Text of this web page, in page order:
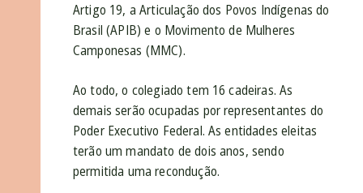
Artigo 19, a Articulação dos Povos Indígenas do
Brasil (APIB) e o Movimento de Mulheres
Camponesas (MMC).
Ao todo, o colegiado tem 16 cadeiras. As
demais serão ocupadas por representantes do
Poder Executivo Federal. As entidades eleitas
terão um mandato de dois anos, sendo
permitida uma recondução.